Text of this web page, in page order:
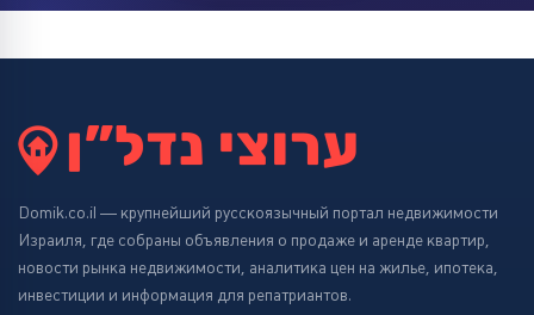
Domik.co.il — крупнейший русскоязычный портал недвижимости
Израиля, где собраны объявления о продаже и аренде квартир,
новости рынка недвижимости, аналитика цен на жилье, ипотека,
инвестиции и информация для репатриантов.